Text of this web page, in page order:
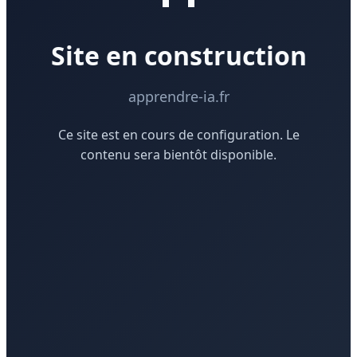
Site en construction
apprendre-ia.fr
Ce site est en cours de configuration. Le
contenu sera bientôt disponible.